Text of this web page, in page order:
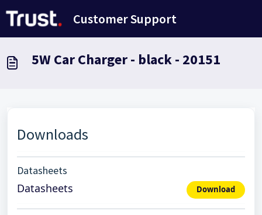
Customer Support
5W Car Charger - black - 20151
Downloads
Datasheets
Datasheets Download